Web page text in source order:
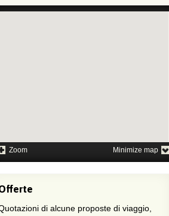
Zoom Minimize map
di alcune proposte di viaggio,